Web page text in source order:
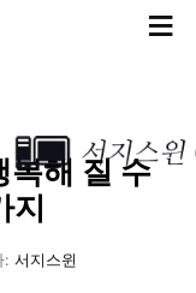
≡
복해 질 수
지
: 서지스윈